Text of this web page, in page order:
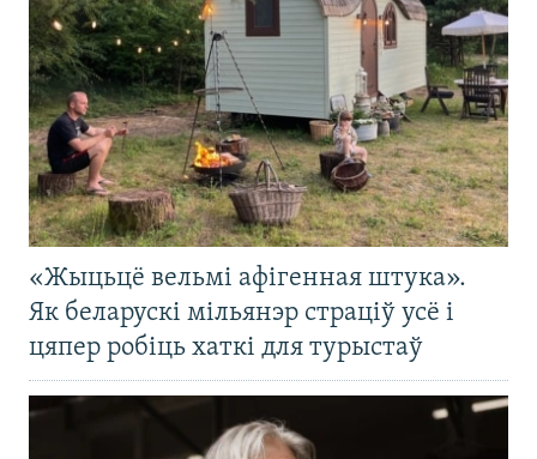
«Жыцьцё вельмі афігенная штука».
Як беларускі мільянэр страціў усё і
цяпер робіць хаткі для турыстаў